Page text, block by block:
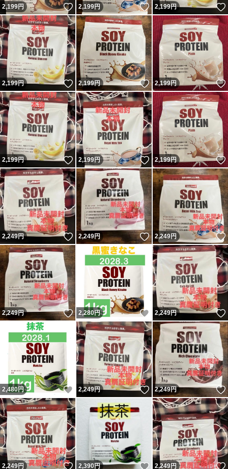
2,199円 いいね！
2,199円 いいね！
2,199円
2,199円 いいね！
2,199円 いいね！
2,199円
2,199円 いいね！
2,199円 いいね！
2,199円
2,249円 いいね！
2,249円 いいね！
2,249円
2,249円 いいね！
2,280円 いいね！
2,249円
2,480円 いいね！
2,249円 いいね！
2,249円
2,249円 いいね！
2,390円 いいね！
2,249円